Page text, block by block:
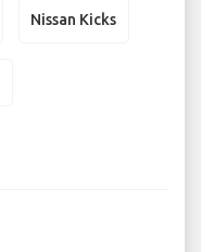
Nissan Kicks